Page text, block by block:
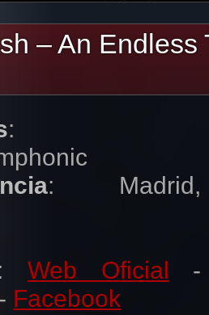
– An Endless
:
: Madrid,
Web Oficial -
- Facebook